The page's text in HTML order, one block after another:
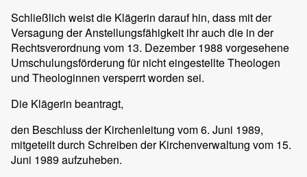
Schließlich weist die Klägerin darauf hin, dass mit der
Versagung der Anstellungsfähigkeit ihr auch die in der
Rechtsverordnung vom 13. Dezember 1988 vorgesehene
Umschulungsförderung für nicht eingestellte Theologen
und Theologinnen versperrt worden sei.
Die Klägerin beantragt,
den Beschluss der Kirchenleitung vom 6. Juni 1989,
mitgeteilt durch Schreiben der Kirchenverwaltung vom 15.
Juni 1989 aufzuheben.